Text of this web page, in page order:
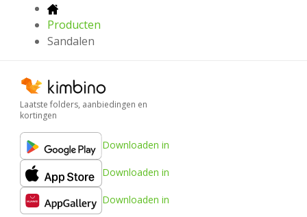
Producten
Sandalen
Laatste folders, aanbiedingen en
kortingen
Downloaden in
Downloaden in
Downloaden in